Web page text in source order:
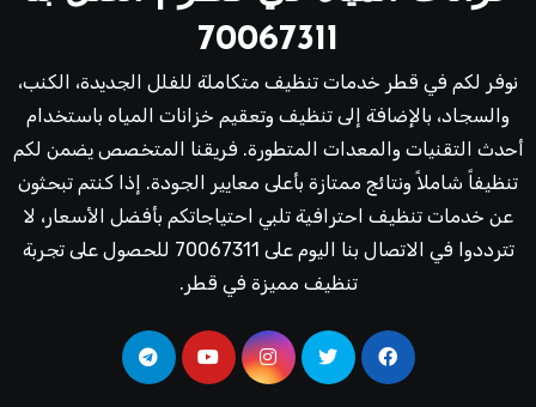
70067311
نوفر لكم في قطر خدمات تنظيف متكاملة للفلل الجديدة، الكنب،
والسجاد، بالإضافة إلى تنظيف وتعقيم خزانات المياه باستخدام
أحدث التقنيات والمعدات المتطورة. فريقنا المتخصص يضمن لكم
تنظيفاً شاملاً ونتائج ممتازة بأعلى معايير الجودة. إذا كنتم تبحثون
عن خدمات تنظيف احترافية تلبي احتياجاتكم بأفضل الأسعار، لا
تترددوا في الاتصال بنا اليوم على 70067311 للحصول على تجربة
تنظيف مميزة في قطر.